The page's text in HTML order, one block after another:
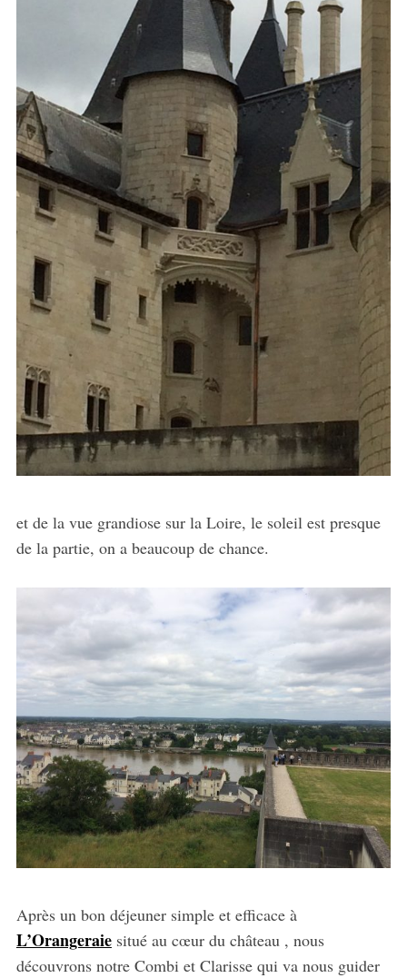
et de la vue grandiose sur la Loire, le soleil est presque
de la partie, on a beaucoup de chance.
Après un bon déjeuner simple et efficace à
L’Orangeraiesitué au cœur du château , nous
découvrons notre Combi et Clarisse qui va nous guider